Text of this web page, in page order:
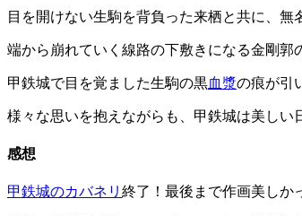
目を開けない生駒を背負った来栖と共に、無
端から崩れていく線路の下敷きになる金剛郭
甲鉄城で目を覚ました生駒の黒血漿の痕が引
様々な思いを抱えながらも、甲鉄城は美しい
感想
甲鉄城のカバネリ 終了！最後まで作画美しか